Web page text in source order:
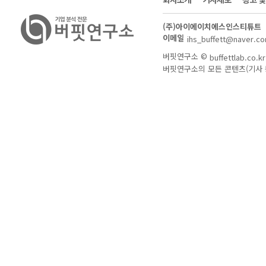
(주)아이에이치에스인스티튜트
이메일
버핏연구소 © buffettlab.co.kr
버핏연구소의 모든 콘텐츠(기